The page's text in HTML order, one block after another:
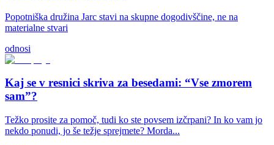
Popotniška družina Jarc stavi na skupne dogodivščine, ne na
materialne stvari
odnosi
Kaj se v resnici skriva za besedami: “Vse zmorem
sam”?
Težko prosite za pomoč, tudi ko ste povsem izčrpani? In ko vam jo
nekdo ponudi, jo še težje sprejmete? Morda...